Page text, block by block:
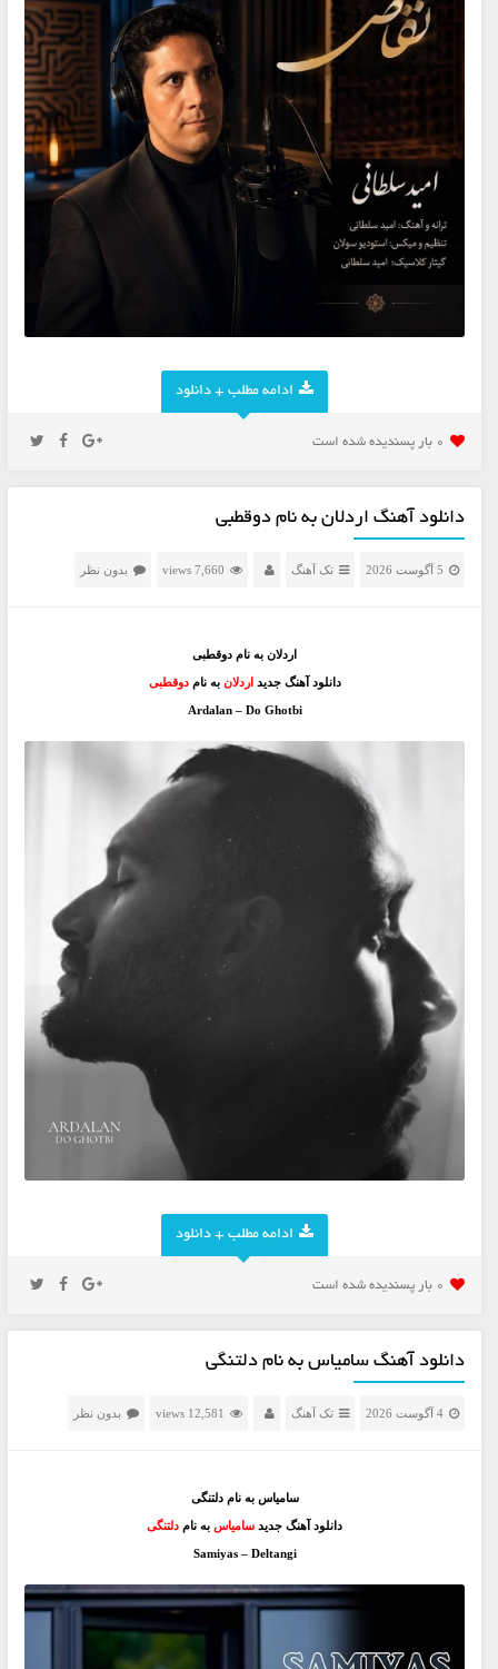
ادامه مطلب + دانلود
0 بار پسنديده شده است
دانلود آهنگ اردلان به نام دوقطبی
5 آگوست 2026 تک آهنگ 7,660 views بدون نظر
اردلان به نام دوقطبی
دانلود آهنگ جدید اردلان به نامدوقطبی
Ardalan – Do Ghotbi
ادامه مطلب + دانلود
0 بار پسنديده شده است
دانلود آهنگ سامیاس به نام دلتنگی
4 آگوست 2026 تک آهنگ 12,581 views بدون نظر
سامیاس به نام دلتنگی
دانلود آهنگ جدیدسامیاسبه نام دلتنگی
Samiyas – Deltangi